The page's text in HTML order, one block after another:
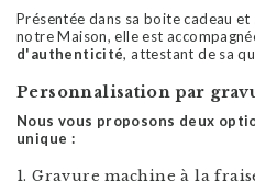
Présentée dans sa boite cadeau
notre Maison, elle est
d'authenticité, attestant de sa
Personnalisation par
Nous vous proposons deux
unique :
1. Gravure machine à la